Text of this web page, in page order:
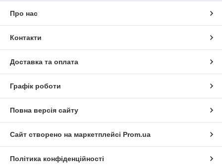
Про нас
Контакти
Доставка та оплата
Графік роботи
Повна версія сайту
Сайт створено на маркетплейсі Prom.ua
Політика конфіденційності